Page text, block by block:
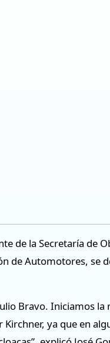
de la Secretaría de
de Automotores, se
Bravo. Iniciamos la
ya que en